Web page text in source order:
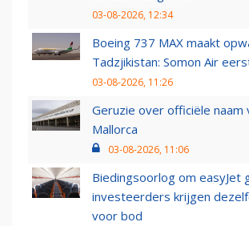
03-08-2026, 12:34
Boeing 737 MAX maakt
Tadzjikistan: Somon Air
03-08-2026, 11:26
Geruzie over officiële naam
Mallorca
03-08-2026, 11:06
Biedingsoorlog om easyJet
investeerders krijgen
voor bod